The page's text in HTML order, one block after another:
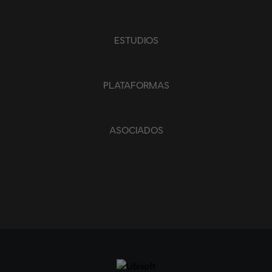
ESTUDIOS
PLATAFORMAS
ASOCIADOS